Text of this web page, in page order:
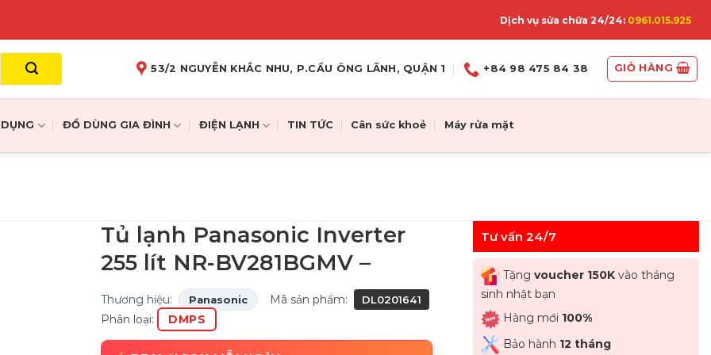
Dịch vụ sửa chữa 24/24: 0961.015.925
53/2 NGUYỄN KHẮC NHU, P.CẦU ÔNG LÃNH, QUẬN 1 +84 98 475 84 38 GIỎ HÀNG
ĐỒ DÙNG GIA ĐÌNH ĐIỆN LẠNH TIN TỨC Cân sức khoẻ Máy rửa mặt
Tủ lạnh Panasonic Inverter
255 lít NR-BV281BGMV –
Thương hiệu: Panasonic Mã sản phẩm: DL0201641
Phân loại: DMPS
Tư vấn 24/7
Tặng voucher 150Kvào tháng
sinh nhật bạn
Hàng mới 100%
Bảo hành 12 tháng